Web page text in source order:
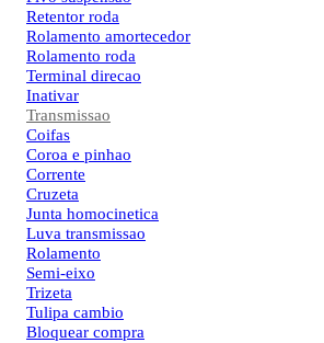
Retentor roda
Rolamento amortecedor
Rolamento roda
Terminal direcao
Inativar
Transmissao
Coifas
Coroa e pinhao
Corrente
Cruzeta
Junta homocinetica
Luva transmissao
Rolamento
Semi-eixo
Trizeta
Tulipa cambio
Bloquear compra